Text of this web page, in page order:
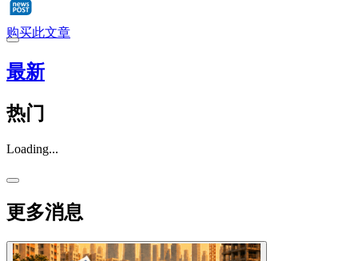
购买此文章
最新
热门
Loading...
更多消息